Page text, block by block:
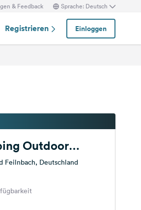
& Feedback Sprache: Deutsch
Registrieren Einloggen
Outdoor
Feilnbach, Deutschland